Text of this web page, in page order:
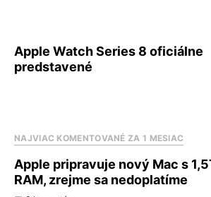
Apple Watch Series 8 oficiálne
predstavené
NAJVIAC KOMENTOVANÉ ZA 1 MESIAC
Apple pripravuje nový Mac s
RAM, zrejme sa nedoplatíme